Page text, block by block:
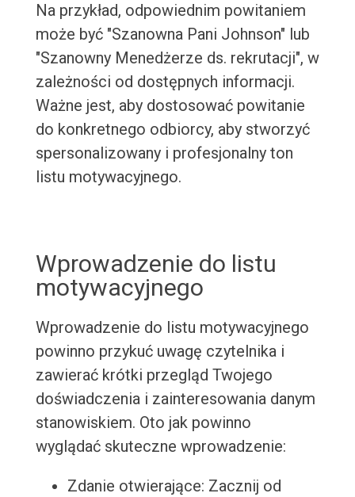
Na przykład, odpowiednim powitaniem
może być "Szanowna Pani Johnson" lub
"Szanowny Menedżerze ds. rekrutacji", w
zależności od dostępnych informacji.
Ważne jest, aby dostosować powitanie
do konkretnego odbiorcy, aby stworzyć
spersonalizowany i profesjonalny ton
listu motywacyjnego.
Wprowadzenie do listu
motywacyjnego
Wprowadzenie do listu motywacyjnego
powinno przykuć uwagę czytelnika i
zawierać krótki przegląd Twojego
doświadczenia i zainteresowania danym
stanowiskiem. Oto jak powinno
wyglądać skuteczne wprowadzenie:
Zdanie otwierające: Zacznij od